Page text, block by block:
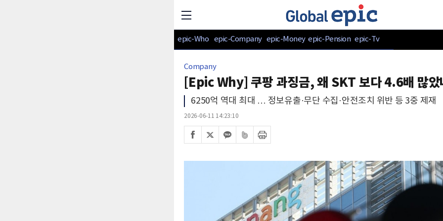
epic-Who epic-Company epic-Money epic-Pension epic-Tv
Company
[Epic Why] 쿠팡 과징금, 왜 SKT 보다 4.6배 많았
6250억 역대 최대 … 정보유출·무단 수집·안전조치 위반 등 3중 제재
2026-06-11 14:23:10